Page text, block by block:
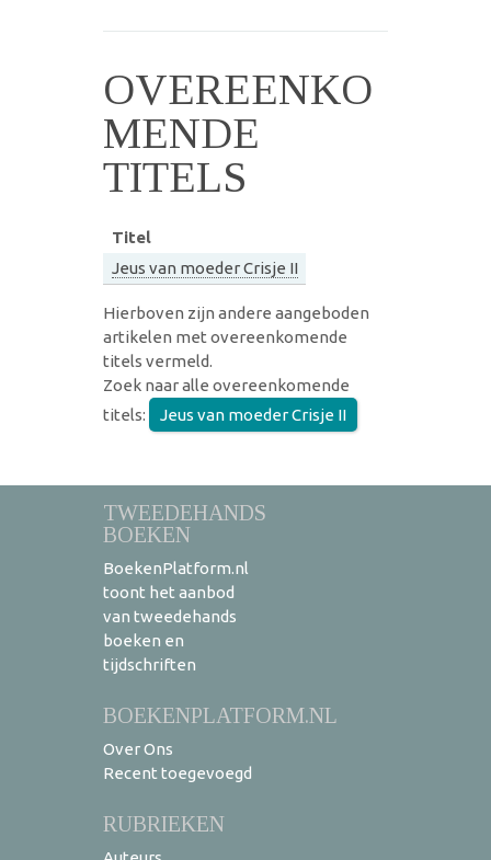
OVEREENKO
MENDE
TITELS
Titel
Jeus van moeder Crisje II
Hierboven zijn andere aangeboden
artikelen met overeenkomende
titels vermeld.
Zoek naar alle overeenkomende
titels:
Jeus van moeder Crisje II
TWEEDEHANDS
BOEKEN
BoekenPlatform.nl
toont het aanbod
van tweedehands
boeken en
tijdschriften
BOEKENPLATFORM.NL
Over Ons
Recent toegevoegd
RUBRIEKEN